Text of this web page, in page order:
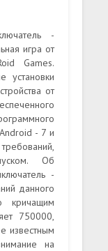
-
игра от
Games.
установки
от
- 7 и
Об
-
данного
кричащим
750000,
известным
на